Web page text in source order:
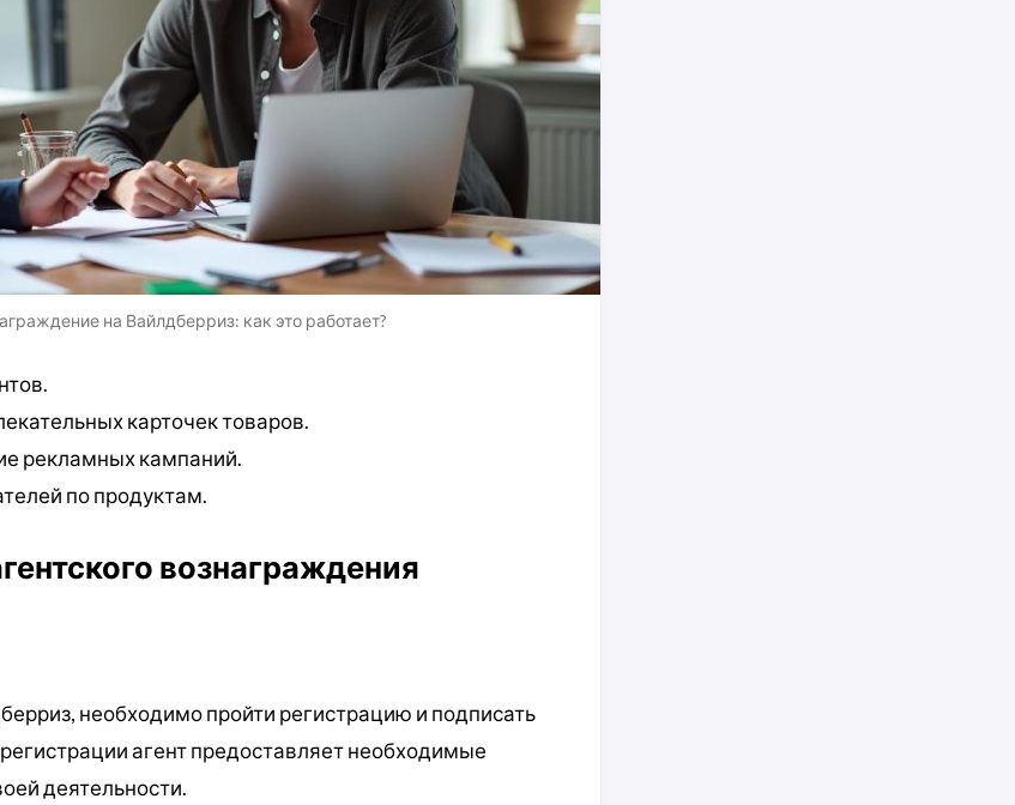
на Вайлдберриз: как это работает?
карточек товаров.
рекламных кампаний.
по продуктам.
вознаграждения
необходимо пройти регистрацию и подписать
агент предоставляет необходимые
деятельности.